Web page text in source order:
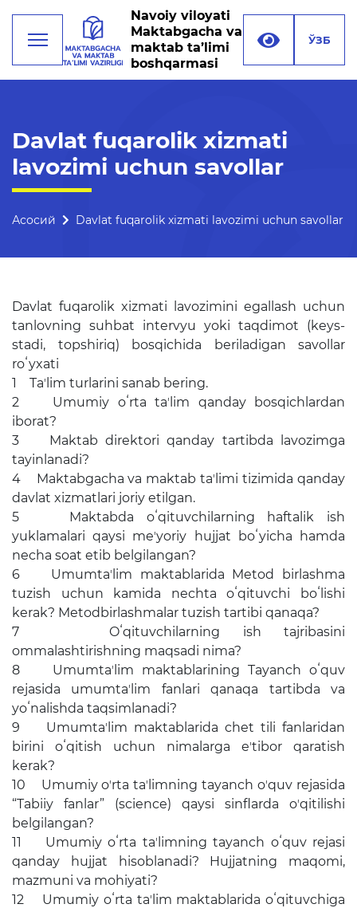
Раҳбарият
Миссия, мақсад ва
Боғланиш
Халқаро алоқалар
режалари
Таълим
Таҳлилий маълумотлар
Таълимга доир терминлар
Kelajak markazi
Ҳисоботлар
Интерактив хизматлар
Электрон кундалик
1-синфга қабул
Электрон шаҳодатнома
Рақамли кутубхона
Ягона электрон тизим
Малака ошириш
Ахборот хизмати
Пресс-релизлар
Navoiy viloyati
Maktabgacha va
maktab ta’limi
boshqarmasi
ЎЗБ
Davlat fuqarolik xizmati
lavozimi uchun savollar
Асосий Davlat fuqarolik xizmati lavozimi uchun savollar
Davlat fuqarolik xizmati lavozimini egallash uchun
tanlovning suhbat intervyu yoki taqdimot (keys-
stadi, topshiriq) bosqichida beriladigan savollar
roʻyxati
1 Taʼlim turlarini sanab bering.
2 Umumiy oʻrta taʼlim qanday bosqichlardan
iborat?
3 Maktab direktori qanday tartibda lavozimga
tayinlanadi?
4 Maktabgacha va maktab taʼlimi tizimida qanday
davlat xizmatlari joriy etilgan.
5 Maktabda oʻqituvchilarning haftalik ish
yuklamalari qaysi meʼyoriy hujjat boʻyicha hamda
necha soat etib belgilangan?
6 Umumtaʼlim maktablarida Metod birlashma
tuzish uchun kamida nechta oʻqituvchi boʻlishi
kerak? Metodbirlashmalar tuzish tartibi qanaqa?
7 Oʻqituvchilarning ish tajribasini
ommalashtirishning maqsadi nima?
8 Umumtaʼlim maktablarining Tayanch oʻquv
rejasida umumtaʼlim fanlari qanaqa tartibda va
yoʻnalishda taqsimlanadi?
9 Umumtaʼlim maktablarida chet tili fanlaridan
birini oʻqitish uchun nimalarga eʼtibor qaratish
kerak?
10 Umumiy oʼrta taʼlimning tayanch oʼquv rejasida
“Tabiiy fanlar” (science) qaysi sinflarda oʼqitilishi
belgilangan?
11 Umumiy oʻrta taʼlimning tayanch oʻquv rejasi
qanday hujjat hisoblanadi? Hujjatning maqomi,
mazmuni va mohiyati?
12 Umumiy oʻrta taʼlim maktablarida oʻqituvchiga